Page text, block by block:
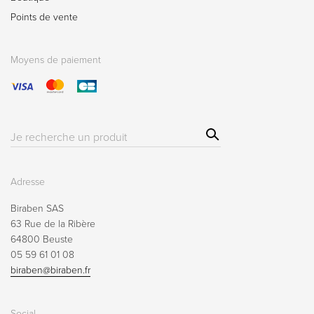
Points de vente
Moyens de paiement
Résultat(s)
Sear
ch
Adresse
Biraben SAS
63 Rue de la Ribère
64800 Beuste
05 59 61 01 08
biraben@biraben.fr